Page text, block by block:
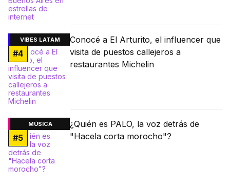
VIBES LATAM
#4
Conocé a El Arturito, el influencer que
visita de puestos callejeros a
restaurantes Michelin
MÚSICA
#5
¿Quién es PALO, la voz detrás de
"Hacela corta morocho"?